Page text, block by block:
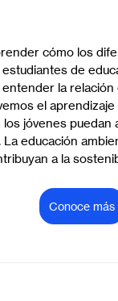
cómo los
de
la
el
jóvenes
educación
a la
Conoce más